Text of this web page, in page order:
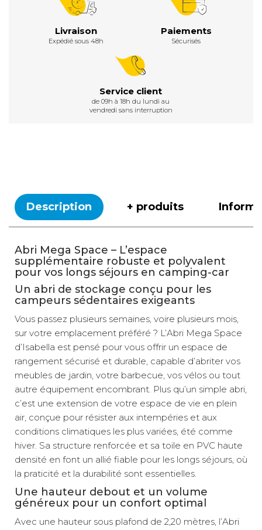
Livraison
Expédié sous 48h
Paiements
Sécurisés
Service client
de 09h à 18h du lundi au
vendredi sans interruption
Description + produits
Abri Mega Space – L’espace
supplémentaire robuste et polyvalent
pour vos longs séjours en camping-car
Un abri de stockage conçu pour les
campeurs sédentaires exigeants
Vous passez plusieurs semaines, voire plusieurs mois,
sur votre emplacement préféré ? L’Abri Mega Space
d’Isabella est pensé pour vous offrir un espace de
rangement sécurisé et durable, capable d’abriter vos
meubles de jardin, votre barbecue, vos vélos ou tout
autre équipement encombrant. Plus qu’un simple abri,
c’est une extension de votre espace de vie en plein
air, conçue pour résister aux intempéries et aux
conditions climatiques les plus variées, été comme
hiver. Sa structure renforcée et sa toile en PVC haute
densité en font un allié fiable pour les longs séjours, où
la praticité et la durabilité sont essentielles.
Une hauteur debout et un volume
généreux pour un confort optimal
Avec une hauteur sous plafond de 2,20 mètres, l’Abri